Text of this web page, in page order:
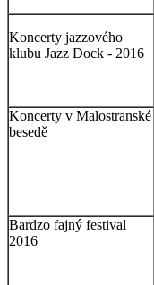
Koncerty jazzového
klubu Jazz Dock - 2016
Koncerty v Malostranské
besedě
Bardzo fajný festival
2016